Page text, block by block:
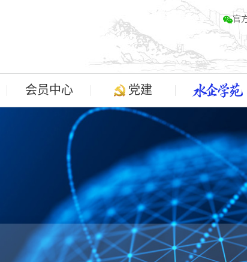
官
会员中心 党建